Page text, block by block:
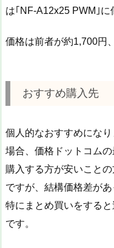
は｢NF-A12x25 PWM｣に
価格は前者が約1,700円
おすすめ購入先
個人的なおすすめにな
場合、価格ドットコム
購入する方が安いこと
ですが、結構価格差が
特にまとめ買いをする
です。